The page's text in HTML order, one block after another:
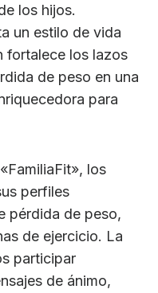
los hijos.
un estilo de vida
fortalece los lazos
de peso en una
para
los
perfiles
pérdida de peso,
de ejercicio. La
participar
de ánimo,